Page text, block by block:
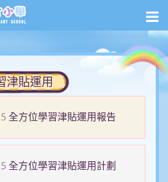
津貼運用
全方位學習津貼運用報告
全方位學習津貼運用計劃